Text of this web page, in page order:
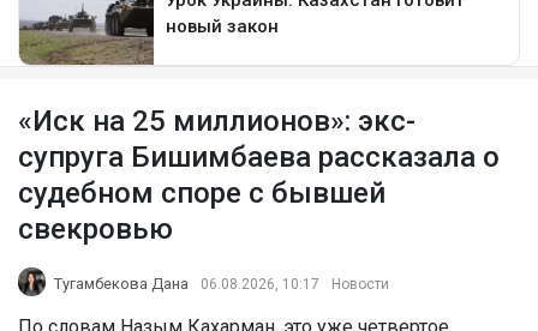
«Иск на 25 миллионов»: экс-
супруга Бишимбаева рассказала о
судебном споре с бывшей
свекровью
Тугамбекова Дана 06.08.2026, 10:17 Новости
По словам Назым Кахарман, это уже четвертое